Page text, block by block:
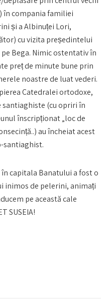
în compania familiei
și a Albinuței Lori,
cu vizita președintelui
Bega. Nimic ostentativ în
preț de minute bune prin
noastre de luat vederi.
Catedralei ortodoxe,
santiaghiste (cu opriri în
înscripționat „loc de
au încheiat acest
santiaghist.
capitala Banatului a fost o
inimos de pelerini, animați
pe această cale
SUSEIA!